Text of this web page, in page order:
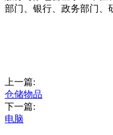
部门、银行、政务部门、
上一篇:
仓储物品
下一篇:
电脑